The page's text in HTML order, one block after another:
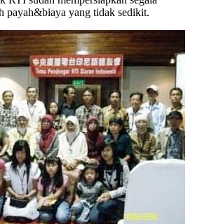
payah&biaya yang tidak sedikit.